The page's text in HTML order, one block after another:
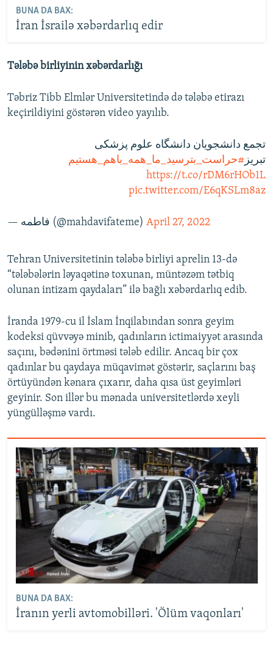
BUNA DA BAX:
İran İsrailə xəbərdarlıq edir
Tələbə birliyinin xəbərdarlığı
Təbriz Tibb Elmlər Universitetində də tələbə etirazı
keçirildiyini göstərən video yayılıb.
تجمع دانشجويان دانشگاه علوم پزشکی
تبریز #حراست_بترسید_ما_همه_باهم_هستیم
https://t.co/rDM6rHOb1L
pic.twitter.com/E6qKSLm8az
— فاطمه (@mahdavifateme) April 27, 2022
Tehran Universitetinin tələbə birliyi aprelin 13-də
“tələbələrin ləyaqətinə toxunan, müntəzəm tətbiq
olunan intizam qaydaları” ilə bağlı xəbərdarlıq edib.
İranda 1979-cu il İslam İnqilabından sonra geyim
kodeksi qüvvəyə minib, qadınların ictimaiyyət arasında
saçını, bədənini örtməsi tələb edilir. Ancaq bir çox
qadınlar bu qaydaya müqavimət göstərir, saçlarını baş
örtüyündən kənara çıxarır, daha qısa üst geyimləri
geyinir. Son illər bu mənada universitetlərdə xeyli
yüngülləşmə vardı.
BUNA DA BAX:
İranın yerli avtomobilləri. 'Ölüm vaqonları'